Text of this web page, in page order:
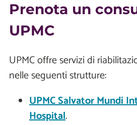
Prenota un
UPMC
UPMC offre servizi di
nelle seguenti strutture:
UPMC Salvator Mundi
Hospital.